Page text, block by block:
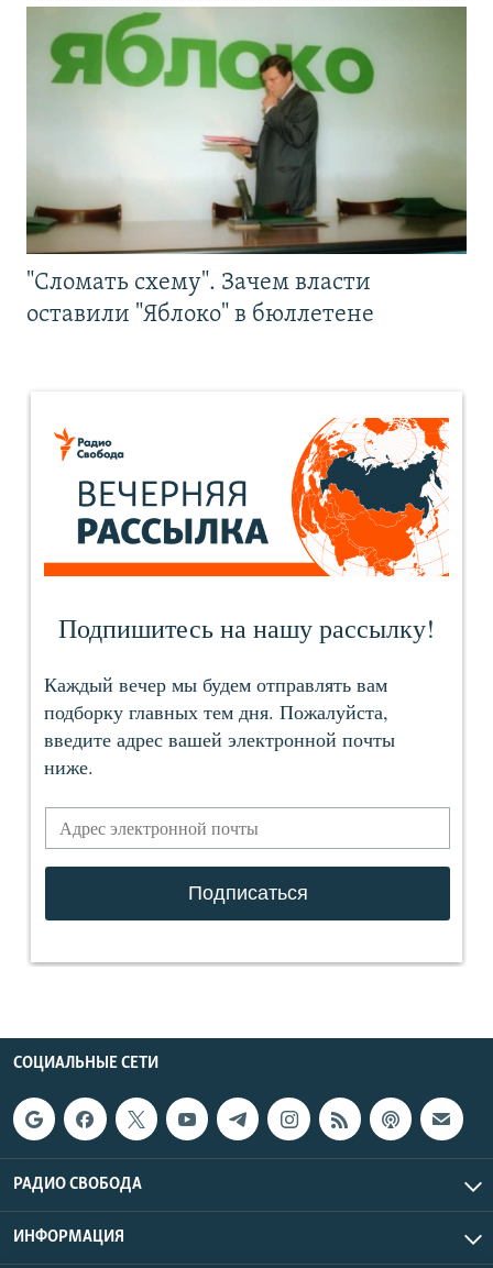
"Сломать схему". Зачем власти
оставили "Яблоко" в бюллетене
СОЦИАЛЬНЫЕ СЕТИ
РАДИО СВОБОДА
ИНФОРМАЦИЯ